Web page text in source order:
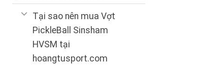
Tại sao nên mua Vợt
PickleBall Sinsham
HVSM tại
hoangtusport.com